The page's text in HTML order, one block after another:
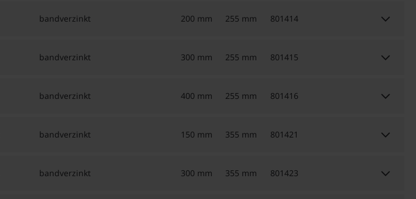
bandverzinkt 200 mm 255 mm 801414 keyboard_arrow_down
bandverzinkt 300 mm 255 mm 801415 keyboard_arrow_down
bandverzinkt 400 mm 255 mm 801416 keyboard_arrow_down
bandverzinkt 150 mm 355 mm 801421 keyboard_arrow_down
bandverzinkt 300 mm 355 mm 801423 keyboard_arrow_down